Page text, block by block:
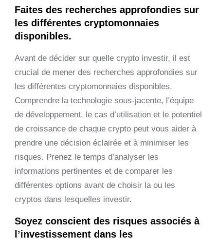
Faites des recherches approfondies sur
les différentes cryptomonnaies
disponibles.
Avant de décider sur quelle crypto investir, il est
crucial de mener des recherches approfondies sur
les différentes cryptomonnaies disponibles.
Comprendre la technologie sous-jacente, l’équipe
de développement, le cas d’utilisation et le potentiel
de croissance de chaque crypto peut vous aider à
prendre une décision éclairée et à minimiser les
risques. Prenez le temps d’analyser les
informations pertinentes et de comparer les
différentes options avant de choisir la ou les
cryptos dans lesquelles investir.
Soyez conscient des risques associés à
l’investissement dans les